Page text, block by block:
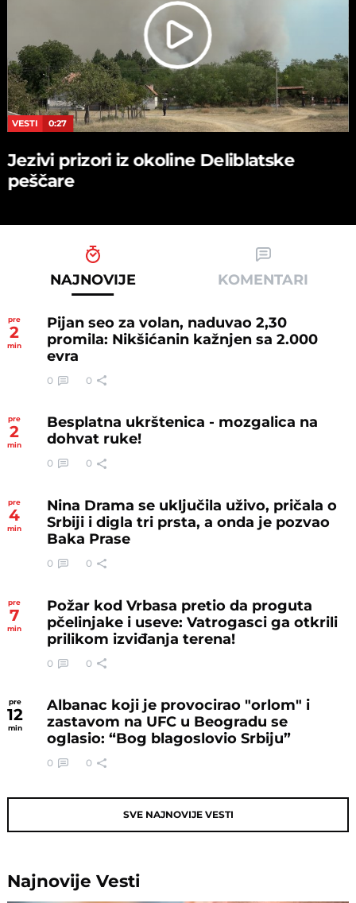
VESTI 0:27
Jezivi prizori iz okoline Deliblatske
peščare
NAJNOVIJE KOMENTARI
pre
2
min
Pijan seo za volan, naduvao 2,30
promila: Nikšićanin kažnjen sa 2.000
evra
0 0
pre
2
min
Besplatna ukrštenica - mozgalica na
dohvat ruke!
0 0
pre
4
min
Nina Drama se uključila uživo, pričala o
Srbiji i digla tri prsta, a onda je pozvao
Baka Prase
0 0
pre
7
min
Požar kod Vrbasa pretio da proguta
pčelinjake i useve: Vatrogasci ga otkrili
prilikom izviđanja terena!
0 0
pre
12
min
Albanac koji je provocirao "orlom" i
zastavom na UFC u Beogradu se
oglasio: “Bog blagoslovio Srbiju”
0 0
SVE NAJNOVIJE VESTI
NajnovijeVesti